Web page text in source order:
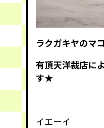
ラクガキヤのマ
有頂天洋裁店に
す★
イエーイ